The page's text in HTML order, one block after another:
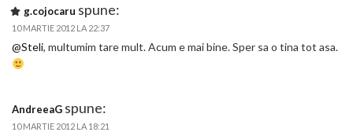
g.cojocaru spune:
10 MARTIE 2012 LA 22:37
@Steli, multumim tare mult. Acum e mai bine. Sper sa o tina tot asa.
AndreeaG spune:
10 MARTIE 2012 LA 18:21